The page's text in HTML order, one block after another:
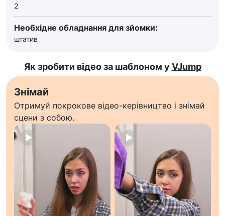
2
Необхідне обладнання для зйомки:
штатив
Як зробити відео за шаблоном у VJump
Знімай
Отримуй покрокове відео-керівництво і знімай
сцени з собою.